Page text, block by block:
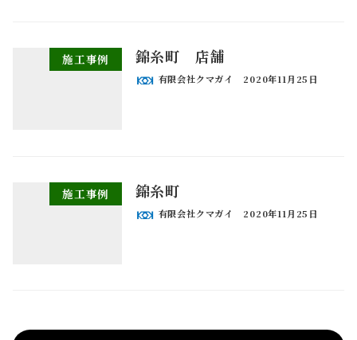
施工事例 錦糸町 店舗
有限会社クマガイ 2020年11月25日
施工事例 錦糸町
有限会社クマガイ 2020年11月25日